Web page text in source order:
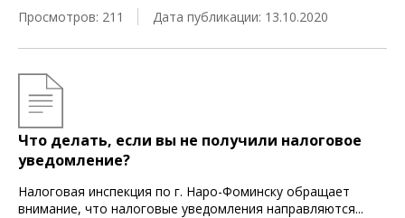
Просмотров: 211
Дата публикации: 13.10.2020
Что делать, если вы не получили налоговое
уведомление?
Налоговая инспекция по г. Наро-Фоминску обращает
внимание, что налоговые уведомления направляются...